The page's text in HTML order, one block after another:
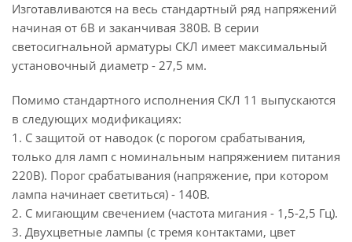
Изготавливаются на весь стандартный ряд напряжений
начиная от 6В и заканчивая 380В. В серии
светосигнальной арматуры СКЛ имеет максимальный
установочный диаметр - 27,5 мм.
Помимо стандартного исполнения СКЛ 11 выпускаются
в следующих модификациях:
1. С защитой от наводок (с порогом срабатывания,
только для ламп с номинальным напряжением питания
220В). Порог срабатывания (напряжение, при котором
лампа начинает светиться) - 140В.
2. С мигающим свечением (частота мигания - 1,5-2,5 Гц).
3. Двухцветные лампы (с тремя контактами, цвет